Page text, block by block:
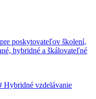
poskytovateľov školení,
hybridné a škálovateľné
Hybridné vzdelávanie